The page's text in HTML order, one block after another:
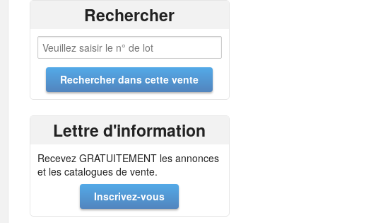
Rechercher
Lettre d'information
Recevez GRATUITEMENT les annonces
et les catalogues de vente.
Inscrivez-vous